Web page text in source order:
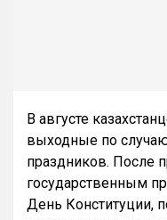
В августе
выходные по
праздников. После
государственным
День Конституции,